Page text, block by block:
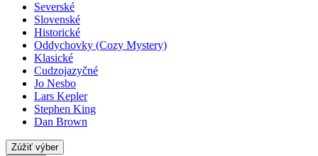
Severské
Slovenské
Historické
Oddychovky (Cozy Mystery)
Klasické
Cudzojazyčné
Jo Nesbo
Lars Kepler
Stephen King
Dan Brown
Zúžiť výber